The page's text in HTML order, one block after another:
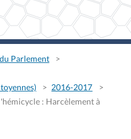
Parlement
2016-2017
: Harcèlement à